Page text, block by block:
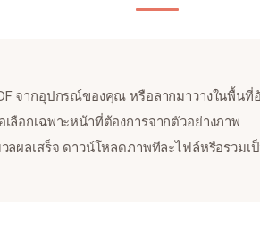
จากอุปกรณ์ของคุณ หรือลากมาวางในพื้นที่
ลือกเฉพาะหน้าที่ต้องการจากตัวอย่างภาพ
ลผลเสร็จ ดาวน์โหลดภาพทีละไฟล์หรือรวมเ